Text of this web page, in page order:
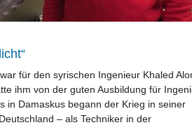
für den syrischen Ingenieur Khaled
ihm von der guten Ausbildung für
in Damaskus begann der Krieg in seiner
– als Techniker in der